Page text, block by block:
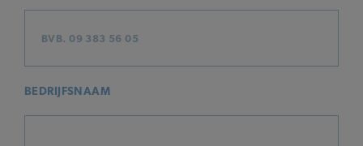
BEDRIJFSNAAM